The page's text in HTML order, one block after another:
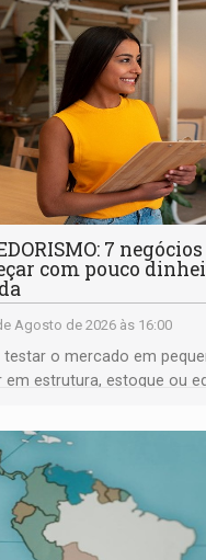
7
com pouco
Agosto de 2026 às 16:00
testar o mercado em
em estrutura, estoque ou